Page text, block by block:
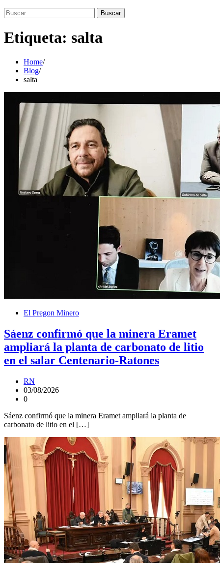
Buscar:
Etiqueta: salta
Home
Blog
salta
El Pregon Minero
Sáenz confirmó que la minera Eramet
ampliará la planta de carbonato de litio
en el salar Centenario-Ratones
RN
03/08/2026
0
Sáenz confirmó que la minera Eramet ampliará la planta de
carbonato de litio en el […]